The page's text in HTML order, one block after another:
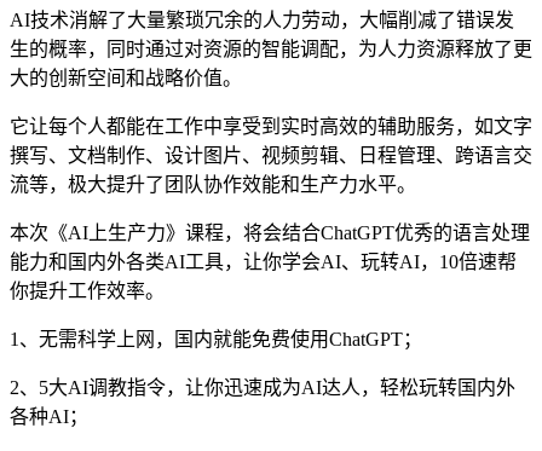
AI技术消解了大量繁琐冗余的人力劳动，大幅削减了错误发
生的概率，同时通过对资源的智能调配，为人力资源释放了更
大的创新空间和战略价值。
它让每个人都能在工作中享受到实时高效的辅助服务，如文字
撰写、文档制作、设计图片、视频剪辑、日程管理、跨语言交
流等，极大提升了团队协作效能和生产力水平。
本次《AI上生产力》课程，将会结合ChatGPT优秀的语言处理
能力和国内外各类AI工具，让你学会AI、玩转AI，10倍速帮
你提升工作效率。
1、无需科学上网，国内就能免费使用ChatGPT；
2、5大AI调教指令，让你迅速成为AI达人，轻松玩转国内外
各种AI；